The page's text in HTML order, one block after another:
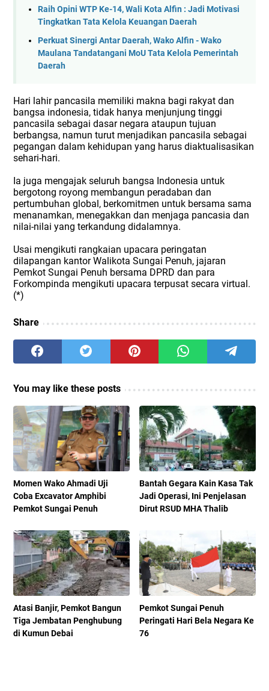
Raih Opini WTP Ke-14, Wali Kota Alfin : Jadi Motivasi
Tingkatkan Tata Kelola Keuangan Daerah
Perkuat Sinergi Antar Daerah, Wako Alfin - Wako
Maulana Tandatangani MoU Tata Kelola Pemerintah
Daerah
Hari lahir pancasila memiliki makna bagi rakyat dan
bangsa indonesia, tidak hanya menjunjung tinggi
pancasila sebagai dasar negara ataupun tujuan
berbangsa, namun turut menjadikan pancasila sebagai
pegangan dalam kehidupan yang harus diaktualisasikan
sehari-hari.
Ia juga mengajak seluruh bangsa Indonesia untuk
bergotong royong membangun peradaban dan
pertumbuhan global, berkomitmen untuk bersama sama
menanamkan, menegakkan dan menjaga pancasia dan
nilai-nilai yang terkandung didalamnya.
Usai mengikuti rangkaian upacara peringatan
dilapangan kantor Walikota Sungai Penuh, jajaran
Pemkot Sungai Penuh bersama DPRD dan para
Forkompinda mengikuti upacara terpusat secara virtual.
(*)
Share
You may like these posts
Momen Wako Ahmadi Uji
Coba Excavator Amphibi
Pemkot Sungai Penuh
Bantah Gegara Kain Kasa Tak
Jadi Operasi, Ini Penjelasan
Dirut RSUD MHA Thalib
Atasi Banjir, Pemkot Bangun
Tiga Jembatan Penghubung
di Kumun Debai
Pemkot Sungai Penuh
Peringati Hari Bela Negara Ke
76